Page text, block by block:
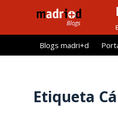
l
Blogs madri+d
Etiqueta